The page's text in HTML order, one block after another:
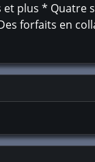
plus *
forfaits en